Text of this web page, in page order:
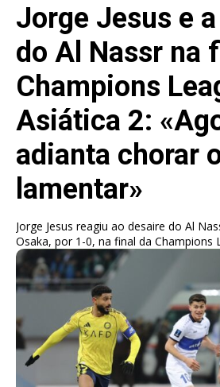
Jorge Jesus e
do Al Nassr na
Champions
Asiática 2:
adianta chorar
lamentar»
Jorge Jesus reagiu ao desaire do Al
Osaka, por 1-0, na final da Champions